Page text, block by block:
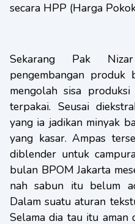
secara HPP (Harga
Sekarang Pak
pengembangan
mengolah sisa
terpakai. Seusai
yang ia jadikan minyak
yang kasar. Ampas
diblender untuk
bulan BPOM Jakarta
nah sabun itu belum
Dalam suatu aturan
Selama dia tau itu aman